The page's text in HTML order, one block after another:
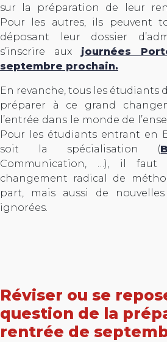
sur la préparation de leur
Pour les autres, ils peuvent
déposant leur dossier
s’inscrire aux journées
septembre prochain.
En revanche, tous les étudiants
préparer à ce grand
l’entrée dans le monde de
Pour les étudiants entrant en
soit la spécialisation (
Communication, …), il
changement radical de
part, mais aussi de
ignorées.
Réviser ou se
question de la
rentrée de